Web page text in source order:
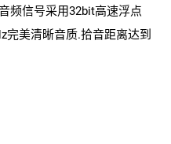
频信号采用32bit高速浮点
完美清晰音质.拾音距离达到